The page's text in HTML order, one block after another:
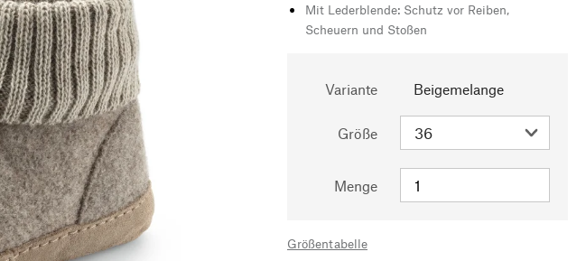
Mit Lederblende: Schutz vor Reiben,
Scheuern und Stoßen
Variante Beigemelange
Größe
Menge
Größentabelle